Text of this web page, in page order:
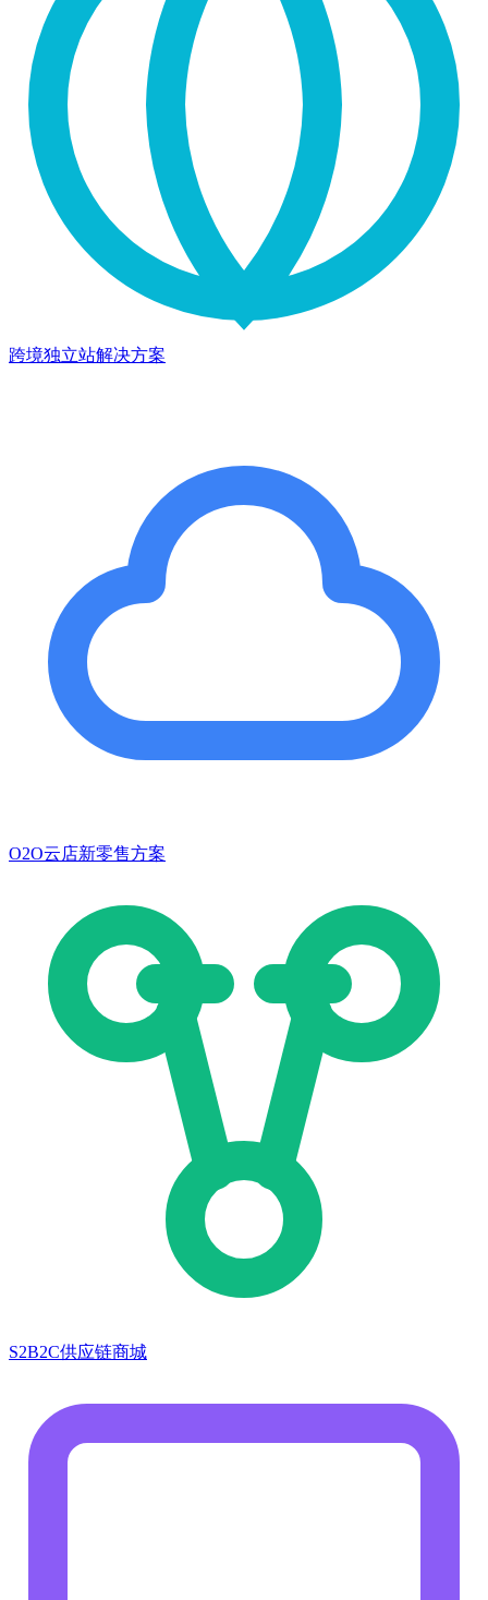
跨境独立站解决方案
O2O云店新零售方案
S2B2C供应链商城